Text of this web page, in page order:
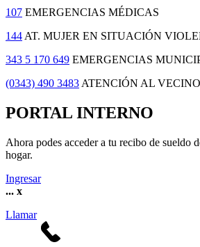
107 EMERGENCIAS MÉDICAS
144 AT. MUJER EN SITUACIÓN
343 5 170 649 EMERGENCIAS
(0343) 490 3483 ATENCIÓN AL VECINO
PORTAL INTERNO
Ahora podes acceder a tu recibo de sueldo
hogar.
Ingresar
... x
Llamar